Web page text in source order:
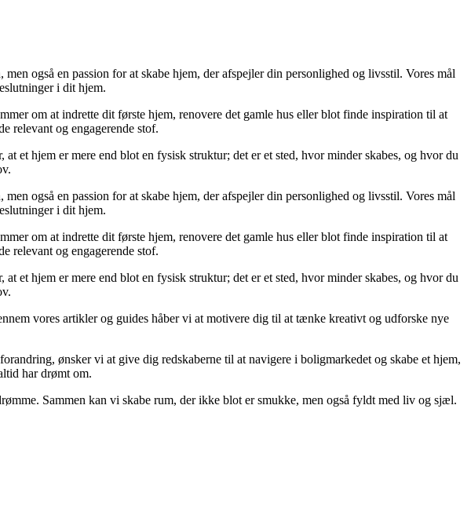
også en passion for at skabe hjem, der afspejler din personlighed og livsstil. Vores mål
i dit hjem.
om at indrette dit første hjem, renovere det gamle hus eller blot finde inspiration til at
relevant og engagerende stof.
et hjem er mere end blot en fysisk struktur; det er et sted, hvor minder skabes, og hvor du
også en passion for at skabe hjem, der afspejler din personlighed og livsstil. Vores mål
i dit hjem.
om at indrette dit første hjem, renovere det gamle hus eller blot finde inspiration til at
relevant og engagerende stof.
et hjem er mere end blot en fysisk struktur; det er et sted, hvor minder skabes, og hvor du
vores artikler og guides håber vi at motivere dig til at tænke kreativt og udforske nye
ønsker vi at give dig redskaberne til at navigere i boligmarkedet og skabe et hjem,
har drømt om.
Sammen kan vi skabe rum, der ikke blot er smukke, men også fyldt med liv og sjæl.